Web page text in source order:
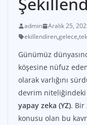
admin Aralık 25,
ekillendiren,gelece,
Günümüz
köşesine nüfuz
olarak varlığını
devrim
yapay zeka (YZ).
konusu olan bu